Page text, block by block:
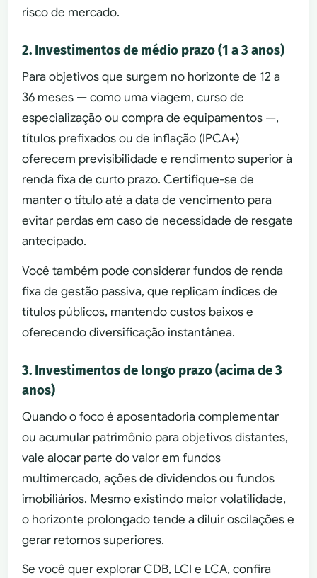
risco de mercado.
2. Investimentos de médio prazo (1 a 3 anos)
Para objetivos que surgem no horizonte de 12 a
36 meses — como uma viagem, curso de
especialização ou compra de equipamentos —,
títulos prefixados ou de inflação (IPCA+)
oferecem previsibilidade e rendimento superior à
renda fixa de curto prazo. Certifique-se de
manter o título até a data de vencimento para
evitar perdas em caso de necessidade de resgate
antecipado.
Você também pode considerar fundos de renda
fixa de gestão passiva, que replicam índices de
títulos públicos, mantendo custos baixos e
oferecendo diversificação instantânea.
3. Investimentos de longo prazo (acima de 3
anos)
Quando o foco é aposentadoria complementar
ou acumular patrimônio para objetivos distantes,
vale alocar parte do valor em fundos
multimercado, ações de dividendos ou fundos
imobiliários. Mesmo existindo maior volatilidade,
o horizonte prolongado tende a diluir oscilações e
gerar retornos superiores.
Se você quer explorar CDB, LCI e LCA, confira